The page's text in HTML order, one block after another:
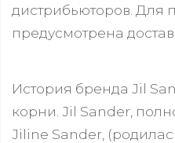
дистрибьюторов. Для
предусмотрена
История бренда Jil
корни. Jil Sander,
Jiline Sander,